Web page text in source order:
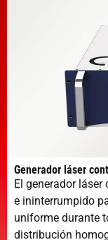
Generador láser
El generador
e ininterrumpido
uniforme durante
distribución